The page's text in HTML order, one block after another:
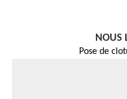
NOUS
Pose de